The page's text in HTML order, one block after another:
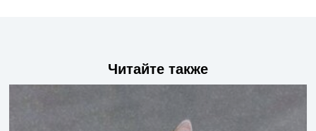
Читайте также